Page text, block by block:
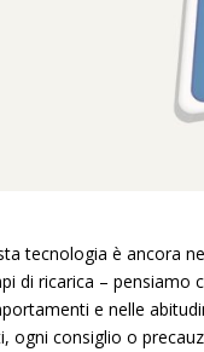
tecnologia è ancora
di ricarica –
e nelle
ogni consiglio o